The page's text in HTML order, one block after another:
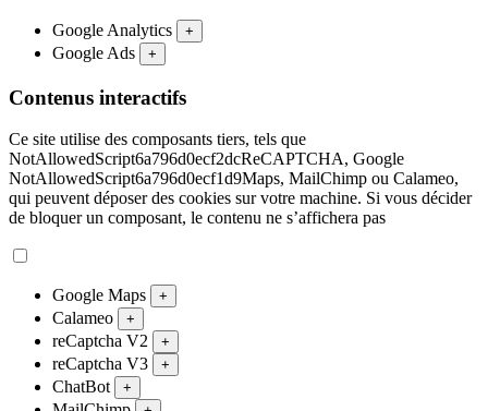
Google Analytics +
Google Ads +
Contenus interactifs
Ce site utilise des composants tiers, tels que
NotAllowedScript6a796d0ecf2dcReCAPTCHA, Google
NotAllowedScript6a796d0ecf1d9Maps, MailChimp ou Calameo,
qui peuvent déposer des cookies sur votre machine. Si vous décider
de bloquer un composant, le contenu ne s’affichera pas
Google Maps +
Calameo +
reCaptcha V2 +
reCaptcha V3 +
ChatBot +